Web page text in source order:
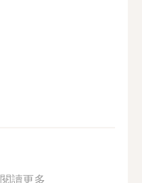
閱讀更多